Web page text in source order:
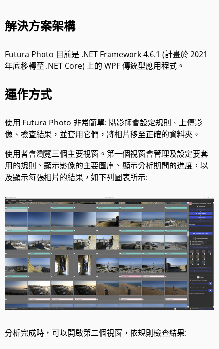
解決方案架構
Futura Photo 目前是 .NET Framework 4.6.1 (計畫於 2021
年底移轉至 .NET Core) 上的 WPF 傳統型應用程式。
運作方式
使用 Futura Photo 非常簡單: 攝影師會設定規則、上傳影
像、檢查結果，並套用它們，將相片移至正確的資料夾。
使用者會瀏覽三個主要視窗。第一個視窗會管理及設定要套
用的規則、顯示影像的主要圖庫、顯示分析期間的進度，以
及顯示每張相片的結果，如下列圖表所示:
分析完成時，可以開啟第二個視窗，依規則檢查結果: